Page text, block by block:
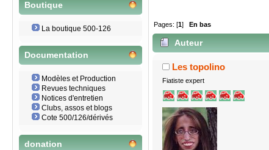
Boutique
La boutique 500-126
Documentation
Modèles et Production
Revues techniques
Notices d'entretien
Clubs, assos et blogs
Cote 500/126/dérivés
donation
Pages: [1]En bas
Auteur
Les topolino
Fiatiste expert